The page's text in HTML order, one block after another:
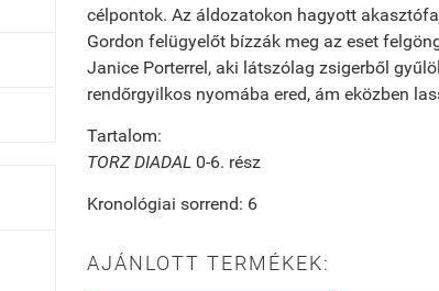
célpontok. Az áldozatokon hagyott
Gordon felügyelőt bízzák meg az eset
Janice Porterrel, aki látszólag zsigerből
rendőrgyilkos nyomába ered, ám eközben
Tartalom:
TORZ DIADAL 0-6. rész
Kronológiai sorrend: 6
AJÁNLOTT TERMÉKEK: